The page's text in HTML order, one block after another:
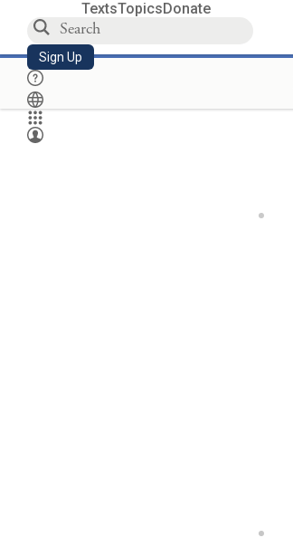
TextsTopicsDonate
Sign Up